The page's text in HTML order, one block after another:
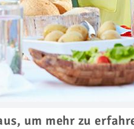
um mehr zu